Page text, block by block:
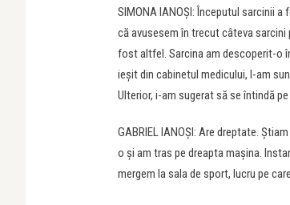
SIMONA IANOȘI: Începutul sarcinii
că avusesem în trecut câteva sarcini
fost altfel. Sarcina am descoperit-o
ieșit din cabinetul medicului, l-am
Ulterior, i-am sugerat să se întindă
GABRIEL IANOȘI: Are dreptate.
o și am tras pe dreapta mașina.
mergem la sala de sport, lucru pe